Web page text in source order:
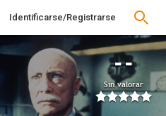
Identificarse/Registrarse
--
Sin valorar